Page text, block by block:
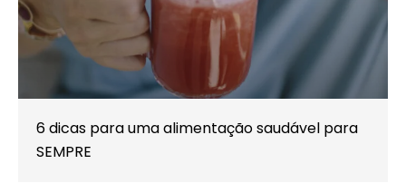
6 dicas para uma alimentação saudável para
SEMPRE